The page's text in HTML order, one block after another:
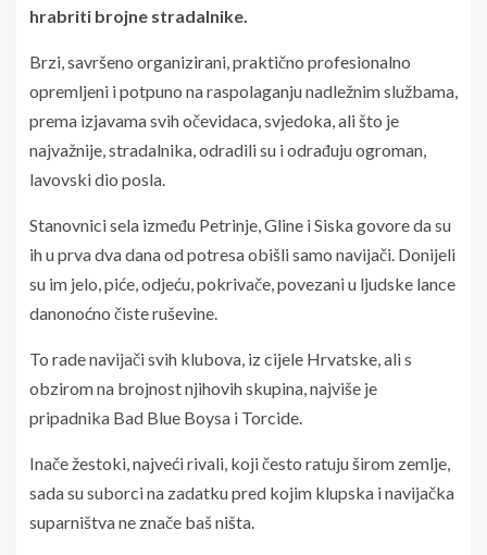
hrabriti brojne stradalnike.
Brzi, savršeno organizirani, praktično profesionalno
opremljeni i potpuno na raspolaganju nadležnim službama,
prema izjavama svih očevidaca, svjedoka, ali što je
najvažnije, stradalnika, odradili su i odrađuju ogroman,
lavovski dio posla.
Stanovnici sela između Petrinje, Gline i Siska govore da su
ih u prva dva dana od potresa obišli samo navijači. Donijeli
su im jelo, piće, odjeću, pokrivače, povezani u ljudske lance
danonoćno čiste ruševine.
To rade navijači svih klubova, iz cijele Hrvatske, ali s
obzirom na brojnost njihovih skupina, najviše je
pripadnika Bad Blue Boysa i Torcide.
Inače žestoki, najveći rivali, koji često ratuju širom zemlje,
sada su suborci na zadatku pred kojim klupska i navijačka
suparništva ne znače baš ništa.